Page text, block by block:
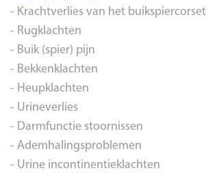
- Krachtverlies van het buikspiercorset
- Rugklachten
- Buik (spier) pijn
- Bekkenklachten
- Heupklachten
- Urineverlies
- Darmfunctie stoornissen
- Ademhalingsproblemen
- Urine incontinentieklachten